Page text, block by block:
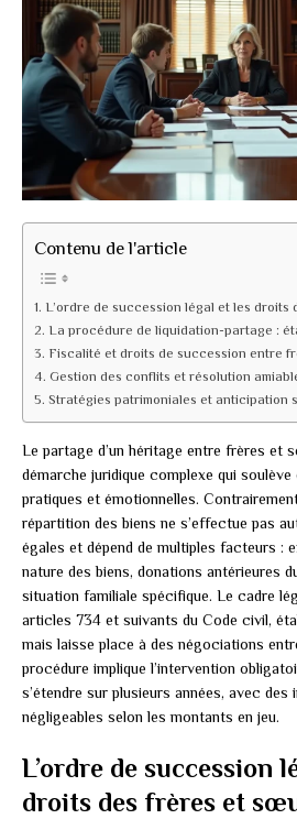
Contenu de l'article
L’ordre de succession légal et les
La procédure de liquidation-partage :
Fiscalité et droits de succession entre
Gestion des conflits et résolution
Stratégies patrimoniales et anticipation
Le partage d’un héritage entre frères et
démarche juridique complexe qui
pratiques et émotionnelles.
répartition des biens ne s’effectue pas
égales et dépend de multiples facteurs :
nature des biens, donations antérieures
situation familiale spécifique. Le cadre
articles 734 et suivants du Code civil,
mais laisse place à des négociations
procédure implique l’intervention
s’étendre sur plusieurs années, avec
négligeables selon les montants en jeu.
L’ordre de succession
droits des frères et